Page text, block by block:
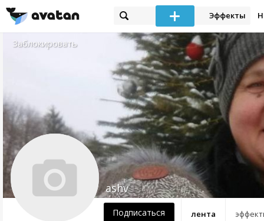
Эффекты
Заблокировать
лента
ashv
Подписаться